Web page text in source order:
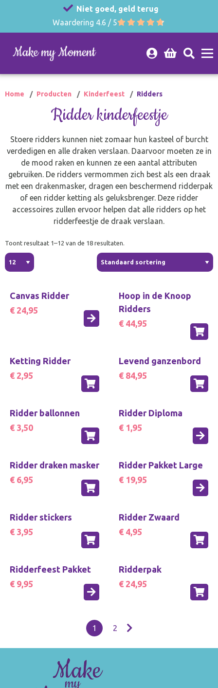
Niet goed, geld terug
Waardering 4.6 / 5
Home Producten Kinderfeest Ridders
Ridder kinderfeestje
Stoere ridders kunnen niet zomaar hun kasteel of burcht
verdedigen en alle draken verslaan. Daarvoor moeten ze in
de mood raken en kunnen ze een aantal attributen
gebruiken. De ridders vermommen zich best als een draak
met een drakenmasker, dragen een beschermend ridderpak
of een ridder ketting als geluksbrenger. Deze ridder
accessoires zullen ervoor helpen dat alle ridders op het
ridderfeestje de draak verslaan.
Toont resultaat 1–12 van de 18 resultaten.
Canvas Ridder
€ 24,95
Hoop in de Knoop
Ridders
€ 44,95
Ketting Ridder
€ 2,95
Levend ganzenbord
€ 84,95
Ridder ballonnen
€ 3,50
Ridder Diploma
€ 1,95
Ridder draken masker
€ 6,95
Ridder Pakket Large
€ 19,95
Ridder stickers
€ 3,95
Ridder Zwaard
€ 4,95
Ridderfeest Pakket
€ 9,95
Ridderpak
€ 24,95
1 2